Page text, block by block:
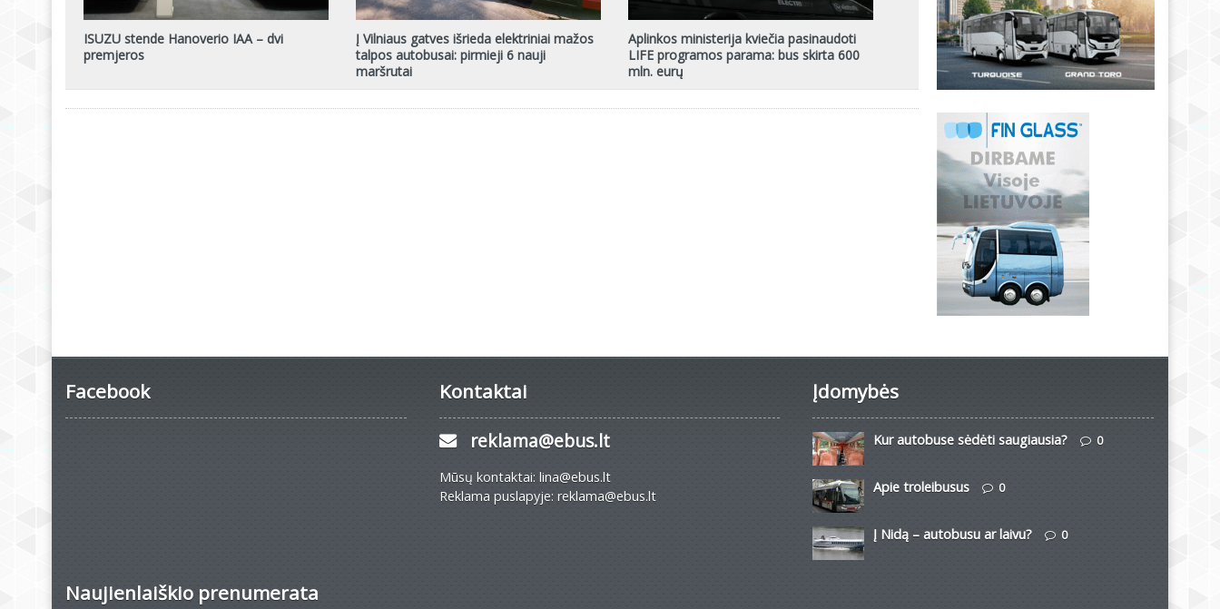
ISUZU stende Hanoverio IAA – dvi
premjeros
Į Vilniaus gatves išrieda elektriniai mažos
talpos autobusai: pirmieji 6 nauji
maršrutai
Aplinkos ministerija kviečia pasinaudoti
LIFE programos parama: bus skirta 600
mln. eurų
Facebook Kontaktai
reklama@ebus.lt
Mūsų kontaktai: lina@ebus.lt
Reklama puslapyje: reklama@ebus.lt
Įdomybės
Kur autobuse sėdėti saugiausia? 0
Apie troleibusus 0
Į Nidą – autobusu ar laivu? 0
Naujienlaiškio prenumerata